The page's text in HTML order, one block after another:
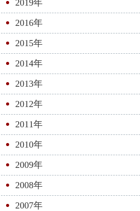
2019年
2016年
2015年
2014年
2013年
2012年
2011年
2010年
2009年
2008年
2007年